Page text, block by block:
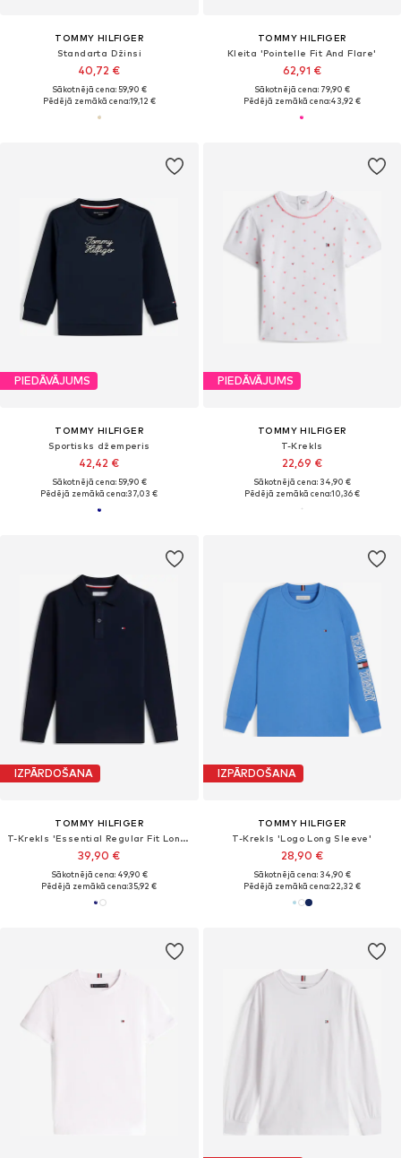
TOMMY HILFIGER
Standarta Džinsi
40,72 €
Sākotnējā cena: 59,90 €
Pēdējā zemākā cena:19,12 €
TOMMY HILFIGER
Kleita 'Pointelle Fit And Flare'
62,91 €
Sākotnējā cena: 79,90 €
Pēdējā zemākā cena:43,92 €
PIEDĀVĀJUMS
TOMMY HILFIGER
Sportisks džemperis
42,42 €
Sākotnējā cena: 59,90 €
Pēdējā zemākā cena:37,03 €
PIEDĀVĀJUMS
TOMMY HILFIGER
T-Krekls
22,69 €
Sākotnējā cena: 34,90 €
Pēdējā zemākā cena:10,36 €
IZPĀRDOŠANA
TOMMY HILFIGER
T-Krekls 'Essential Regular Fit Long Sleeve'
39,90 €
Sākotnējā cena: 49,90 €
Pēdējā zemākā cena:35,92 €
IZPĀRDOŠANA
TOMMY HILFIGER
T-Krekls 'Logo Long Sleeve'
28,90 €
Sākotnējā cena: 34,90 €
Pēdējā zemākā cena:22,32 €